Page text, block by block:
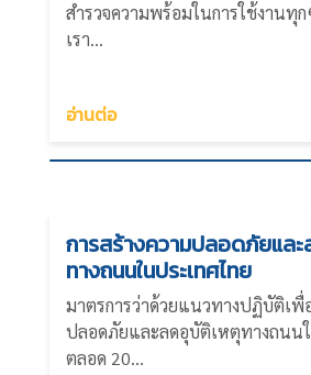
สำรวจความพร้อมในการใช้งานทุ
เรา...
อ่านต่อ
การสร้างความปลอดภัยแล
ทางถนนในประเทศไทย
มาตรการว่าด้วยแนวทางปฏิบัติเพื่
ปลอดภัยและลดอุบัติเหตุทางถนน
ตลอด 20...